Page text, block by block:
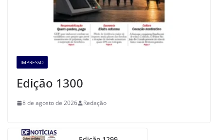
IMPRESSO
Edição 1300
8 de agosto de 2026 Redação